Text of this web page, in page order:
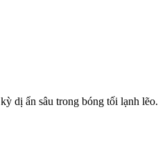
dị ẩn sâu trong bóng tối lạnh lẽo.